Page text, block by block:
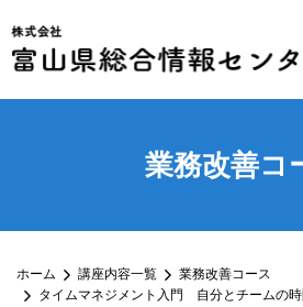
業務改善コ
ホーム 講座内容一覧
業務改善コース
タイムマネジメント入門 自分とチームの